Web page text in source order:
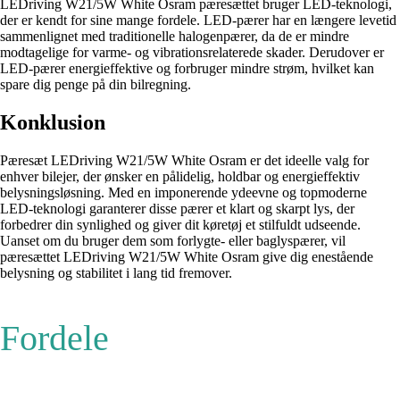
LEDriving W21/5W White Osram pæresættet bruger LED-teknologi,
der er kendt for sine mange fordele. LED-pærer har en længere levetid
sammenlignet med traditionelle halogenpærer, da de er mindre
modtagelige for varme- og vibrationsrelaterede skader. Derudover er
LED-pærer energieffektive og forbruger mindre strøm, hvilket kan
spare dig penge på din bilregning.
Konklusion
Pæresæt LEDriving W21/5W White Osram er det ideelle valg for
enhver bilejer, der ønsker en pålidelig, holdbar og energieffektiv
belysningsløsning. Med en imponerende ydeevne og topmoderne
LED-teknologi garanterer disse pærer et klart og skarpt lys, der
forbedrer din synlighed og giver dit køretøj et stilfuldt udseende.
Uanset om du bruger dem som forlygte- eller baglyspærer, vil
pæresættet LEDriving W21/5W White Osram give dig enestående
belysning og stabilitet i lang tid fremover.
Fordele